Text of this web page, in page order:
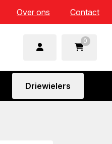
Over ons Contact
0
Driewielers